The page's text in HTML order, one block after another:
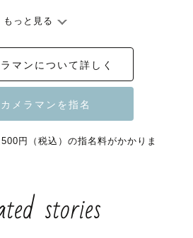
もっと見る
マンについて詳しく
円（税込）の指名料がかかりま
stories